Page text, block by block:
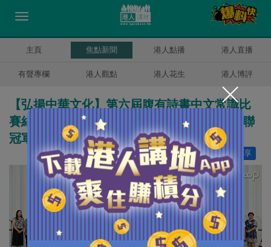
主頁 焦點新聞 港人點播 港人直播
有聲專欄 港人觀點 港人花生 港人博評
【弘揚中華文化】第六屆腹有詩書中文常識比
賽結果出爐 路德會聖馬太學校（秀茂坪）蟬聯
冠軍
分享
讚好 4